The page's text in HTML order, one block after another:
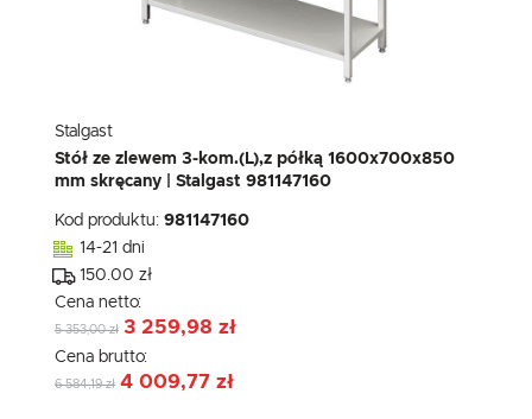
Stalgast
Stół ze zlewem 3-kom.(L),z półką 1600x700x850
mm skręcany | Stalgast 981147160
Kod produktu: 981147160
14-21 dni
150.00 zł
Cena netto:
5 353,00 zł 3 259,98 zł
Cena brutto:
6 584,19 zł 4 009,77 zł